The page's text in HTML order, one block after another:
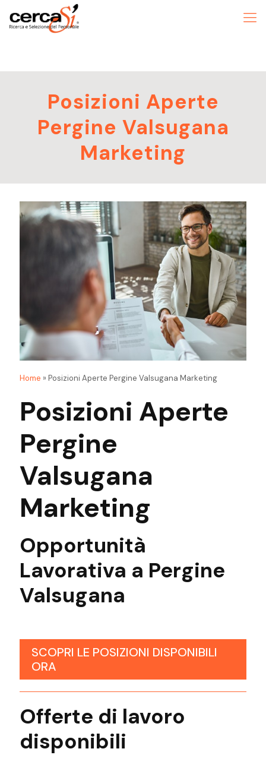
Posizioni Aperte
Pergine Valsugana
Marketing
Home »Posizioni Aperte Pergine Valsugana Marketing
Posizioni Aperte
Pergine
Valsugana
Marketing
Opportunità
Lavorativa a Pergine
Valsugana
SCOPRI LE POSIZIONI DISPONIBILI
ORA
Offerte di lavoro
disponibili